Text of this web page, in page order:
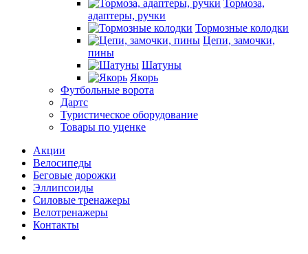
Тормоза,
адаптеры, ручки
Тормозные колодки
Цепи, замочки,
пины
Шатуны
Якорь
Футбольные ворота
Дартс
Туристическое оборудование
Товары по уценке
Акции
Велосипеды
Беговые дорожки
Эллипсоиды
Силовые тренажеры
Велотренажеры
Контакты